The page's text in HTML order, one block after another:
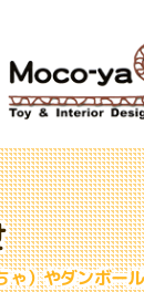
ゃ）やダンボー